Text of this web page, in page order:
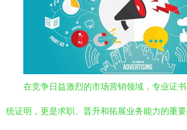
在竞争日益激烈的市场营销领域，专业证
统证明，更是求职、晋升和拓展业务能力的重